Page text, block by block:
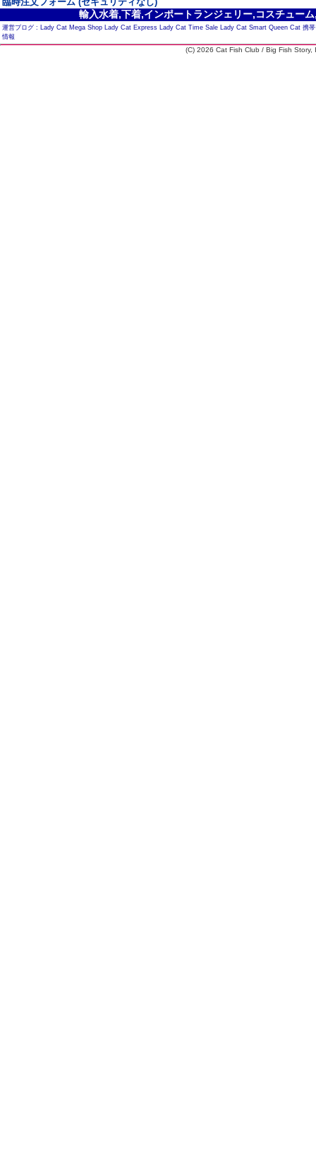
輸入水着,下着,インポートランジェリー,コスチュー
運営ブログ : Lady Cat Mega Shop Lady Cat Express Lady Cat Time Sale Lady Cat Smart Queen Cat 携
情報
(C) 2026 Cat Fish Club / Big Fish Story,